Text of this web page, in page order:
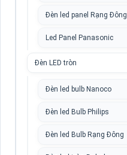
Đèn led panel Rạng Đông
Led Panel Panasonic
Đèn LED tròn
Đèn led bulb Nanoco
Đèn led Bulb Philips
Đèn led Bulb Rạng Đông